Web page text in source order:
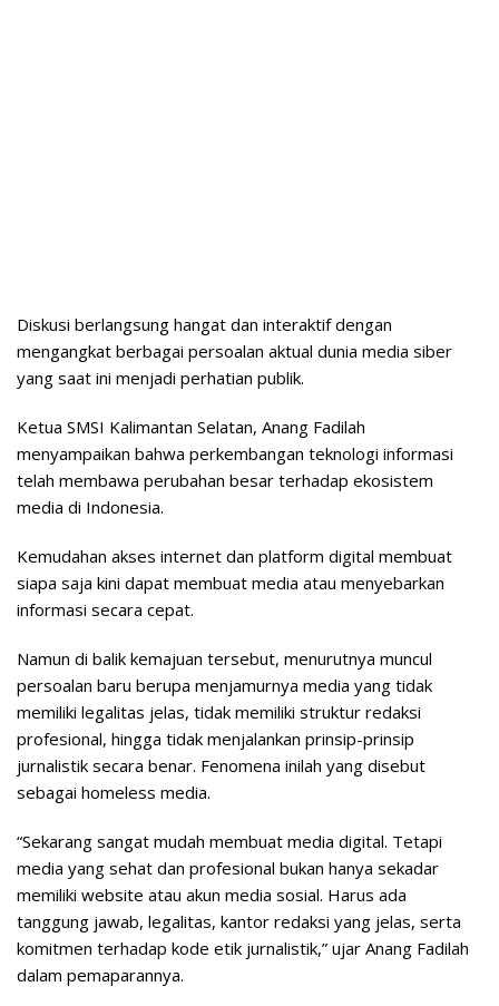
Diskusi berlangsung hangat dan interaktif dengan
mengangkat berbagai persoalan aktual dunia media siber
yang saat ini menjadi perhatian publik.
Ketua SMSI Kalimantan Selatan, Anang Fadilah
menyampaikan bahwa perkembangan teknologi informasi
telah membawa perubahan besar terhadap ekosistem
media di Indonesia.
Kemudahan akses internet dan platform digital membuat
siapa saja kini dapat membuat media atau menyebarkan
informasi secara cepat.
Namun di balik kemajuan tersebut, menurutnya muncul
persoalan baru berupa menjamurnya media yang tidak
memiliki legalitas jelas, tidak memiliki struktur redaksi
profesional, hingga tidak menjalankan prinsip-prinsip
jurnalistik secara benar. Fenomena inilah yang disebut
sebagai homeless media.
“Sekarang sangat mudah membuat media digital. Tetapi
media yang sehat dan profesional bukan hanya sekadar
memiliki website atau akun media sosial. Harus ada
tanggung jawab, legalitas, kantor redaksi yang jelas, serta
komitmen terhadap kode etik jurnalistik,” ujar Anang Fadilah
dalam pemaparannya.